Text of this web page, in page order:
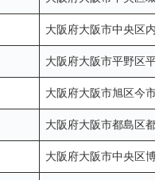
大阪府大阪市中央区
大阪府大阪市平野区
大阪府大阪市旭区今
大阪府大阪市都島区
大阪府大阪市中央区